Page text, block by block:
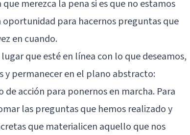
merezca la pena si es que no estamos
oportunidad para hacernos preguntas que
en cuando.
que esté en línea con lo que deseamos,
y permanecer en el plano abstracto:
acción para ponernos en marcha. Para
las preguntas que hemos realizado y
que materialicen aquello que nos